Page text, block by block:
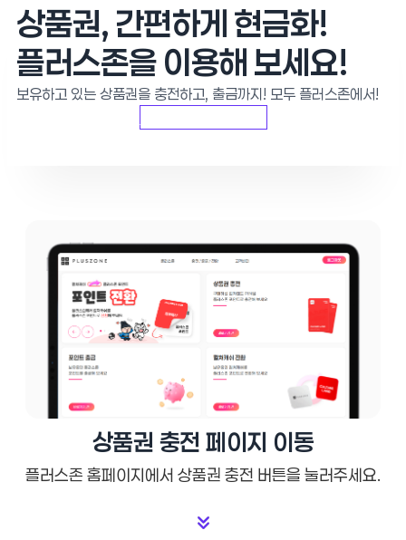
상품권, 간편하게 현금화!
플러스존을 이용해 보세요!
보유하고 있는 상품권을 충전하고, 출금까지! 모두 플러스존에서!
상품권 충전 페이지 이동
플러스존 홈페이지에서 상품권 충전 버튼을 눌러주세요.